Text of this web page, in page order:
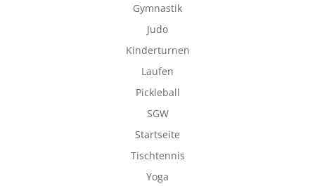
Gymnastik
Judo
Kinderturnen
Laufen
Pickleball
SGW
Startseite
Tischtennis
Yoga